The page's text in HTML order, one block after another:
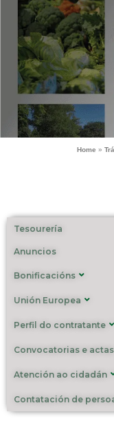
Home »
Tesourería
Anuncios
Bonificacións
Unión Europea
Perfil do contratante
Convocatorias e actas
Atención ao cidadán
Contatación de